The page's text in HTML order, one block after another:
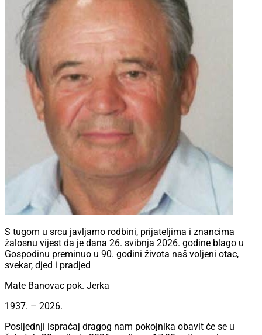
S tugom u srcu javljamo rodbini, prijateljima i znancima
žalosnu vijest da je dana 26. svibnja 2026. godine blago u
Gospodinu preminuo u 90. godini života naš voljeni otac,
svekar, djed i pradjed
Mate Banovac pok. Jerka
1937. – 2026.
Posljednji ispraćaj dragog nam pokojnika obavit će se u